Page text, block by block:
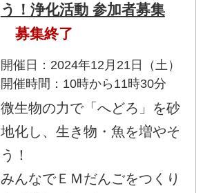
う！浄化活動 参加者募集
募集終了
開催日：2024年12月21日（土）
開催時間：10時から11時30分
微生物の力で「へどろ」を砂
地化し、生き物・魚を増やそ
う！
みんなでＥＭだんごをつくり